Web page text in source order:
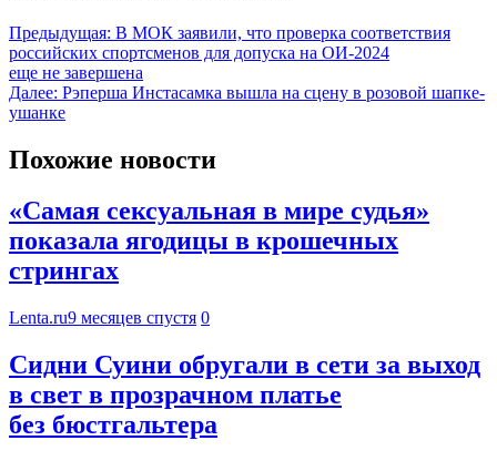
Предыдущая: В МОК заявили, что проверка соответствия
российских спортсменов для допуска на ОИ‑2024
еще не завершена
Далее: Рэперша Инстасамка вышла на сцену в розовой шапке-
ушанке
Похожие новости
«Самая сексуальная в мире судья»
показала ягодицы в крошечных
стрингах
Lenta.ru9 месяцев спустя 0
Сидни Суини обругали в сети за выход
в свет в прозрачном платье
без бюстгальтера